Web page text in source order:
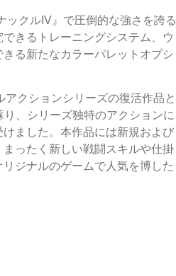
ックルIV』で圧倒的な強さを誇る
きるトレーニングシステム、ウ
る新たなカラーパレットオプシ
アクションシリーズの復活作品と
、シリーズ独特のアクションに
ました。本作品には新規および
ったく新しい戦闘スキルや仕掛
ジナルのゲームで人気を博した